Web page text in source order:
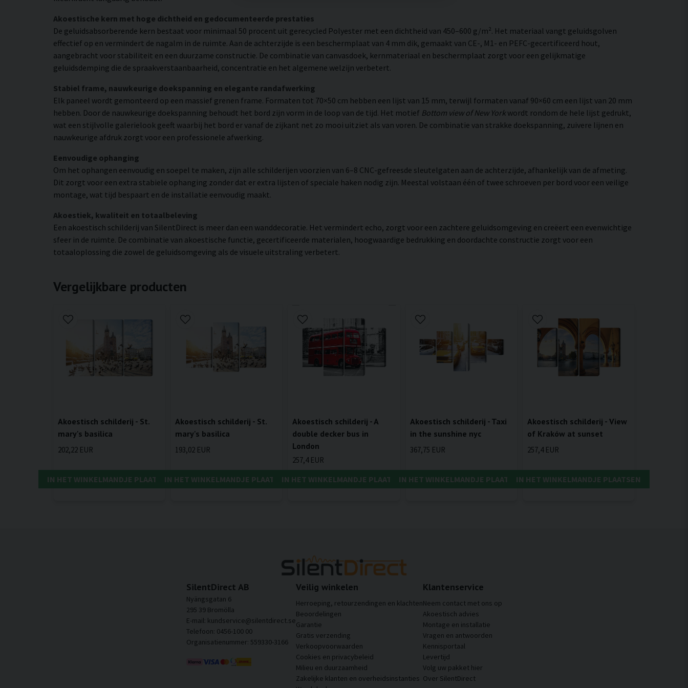
Akoestische kern met hoge dichtheid en gedocumenteerde prestaties
De geluidsabsorberende kern bestaat voor minimaal 50 procent uit gerecycled Polyester met een dichtheid van 450–600 g/m². Het materiaal vangt geluidsgolven
effectief op en vermindert de nagalm in de ruimte. Aan de achterzijde is een beschermplaat van 4 mm dik, gemaakt van CE-, M1- en PEFC-gecertificeerd hout,
aangebracht voor stabiliteit en een duurzame constructie. De combinatie van canvasdoek, kernmateriaal en beschermplaat zorgt voor een gelijkmatige
geluidsdemping die de spraakverstaanbaarheid, concentratie en het algemene welzijn verbetert.
Stabiel frame, nauwkeurige doekspanning en elegante randafwerking
Elk paneel wordt gemonteerd op een massief grenen frame. Formaten tot 70×50 cm hebben een lijst van 15 mm, terwijl formaten vanaf 90×60 cm een lijst van 20 mm
hebben. Door de nauwkeurige doekspanning behoudt het bord zijn vorm in de loop van de tijd. Het motief Bottom view of New Yorkwordt rondom de hele lijst gedrukt,
wat een stijlvolle galerielook geeft waarbij het bord er vanaf de zijkant net zo mooi uitziet als van voren. De combinatie van strakke doekspanning, zuivere lijnen en
nauwkeurige afdruk zorgt voor een professionele afwerking.
Eenvoudige ophanging
Om het ophangen eenvoudig en soepel te maken, zijn alle schilderijen voorzien van 6–8 CNC-gefreesde sleutelgaten aan de achterzijde, afhankelijk van de afmeting.
Dit zorgt voor een extra stabiele ophanging zonder dat er extra lijsten of speciale haken nodig zijn. Meestal volstaan één of twee schroeven per bord voor een veilige
montage, wat tijd bespaart en de installatie eenvoudig maakt.
Akoestiek, kwaliteit en totaalbeleving
Een akoestisch schilderij van SilentDirect is meer dan een wanddecoratie. Het vermindert echo, zorgt voor een zachtere geluidsomgeving en creëert een evenwichtige
sfeer in de ruimte. De combinatie van akoestische functie, gecertificeerde materialen, hoogwaardige bedrukking en doordachte constructie zorgt voor een
totaaloplossing die zowel de geluidsomgeving als de visuele uitstraling verbetert.
Vergelijkbare producten
Akoestisch schilderij - St.
mary's basilica
202,22 EUR
IN HET WINKELMANDJE PLAATSEN
Akoestisch schilderij - St.
mary's basilica
193,02 EUR
IN HET WINKELMANDJE PLAATSEN
Akoestisch schilderij - A
double decker bus in
London
257,4 EUR
IN HET WINKELMANDJE PLAATSEN
Akoestisch schilderij - Taxi
in the sunshine nyc
367,75 EUR
IN HET WINKELMANDJE PLAATSEN
Akoestisch schilderij - View
of Kraków at sunset
257,4 EUR
IN HET WINKELMANDJE PLAATSEN
SilentDirect AB
Nyängsgatan 6
295 39 Bromölla
E-mail: kundservice@silentdirect.se
Telefoon: 0456-100 00
Organisatienummer: 559330-3166
Veilig winkelen
Herroeping, retourzendingen en klachten
Beoordelingen
Garantie
Gratis verzending
Verkoopvoorwaarden
Cookies en privacybeleid
Milieu en duurzaamheid
Zakelijke klanten en overheidsinstanties
Klantenservice
Neem contact met ons op
Akoestisch advies
Montage en installatie
Vragen en antwoorden
Kennisportaal
Levertijd
Volg uw pakket hier
Over SilentDirect